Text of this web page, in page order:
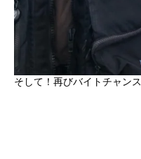
そして！再びバイトチャンス